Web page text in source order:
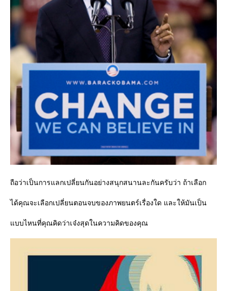
ถือว่าเป็นการแลกเปลี่ยนกันอย่างสนุกสนานละกันครับว่า ถ้าเลือก
ได้คุณจะเลือกเปลี่ยนตอนจบของภาพยนตร์เรื่องใด และให้มันเป็น
บบไหนที่คุณคิดว่าเจ๋งสุดในความคิดของคุณ